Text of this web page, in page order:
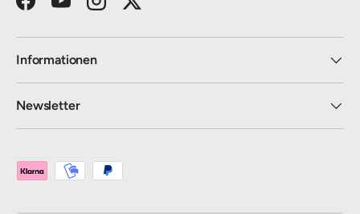
FacebookYouTubeInstagramTwitter
Informationen
Newsletter
Zahlungsmethoden